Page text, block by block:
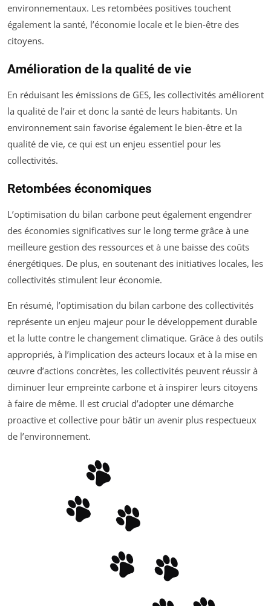
environnementaux. Les retombées positives touchent
également la santé, l’économie locale et le bien-être des
citoyens.
Amélioration de la qualité de vie
En réduisant les émissions de GES, les collectivités améliorent
la qualité de l’air et donc la santé de leurs habitants. Un
environnement sain favorise également le bien-être et la
qualité de vie, ce qui est un enjeu essentiel pour les
collectivités.
Retombées économiques
L’optimisation du bilan carbone peut également engendrer
des économies significatives sur le long terme grâce à une
meilleure gestion des ressources et à une baisse des coûts
énergétiques. De plus, en soutenant des initiatives locales, les
collectivités stimulent leur économie.
En résumé, l’optimisation du bilan carbone des collectivités
représente un enjeu majeur pour le développement durable
et la lutte contre le changement climatique. Grâce à des outils
appropriés, à l’implication des acteurs locaux et à la mise en
œuvre d’actions concrètes, les collectivités peuvent réussir à
diminuer leur empreinte carbone et à inspirer leurs citoyens
à faire de même. Il est crucial d’adopter une démarche
proactive et collective pour bâtir un avenir plus respectueux
de l’environnement.